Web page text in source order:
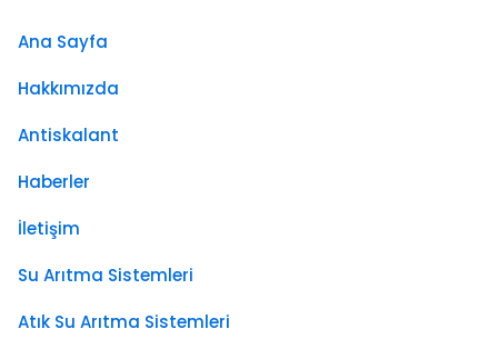
Ana Sayfa
Hakkımızda
Antiskalant
Haberler
İletişim
Su Arıtma Sistemleri
Atık Su Arıtma Sistemleri